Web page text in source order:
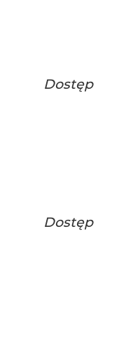
Dostęp
Dostęp